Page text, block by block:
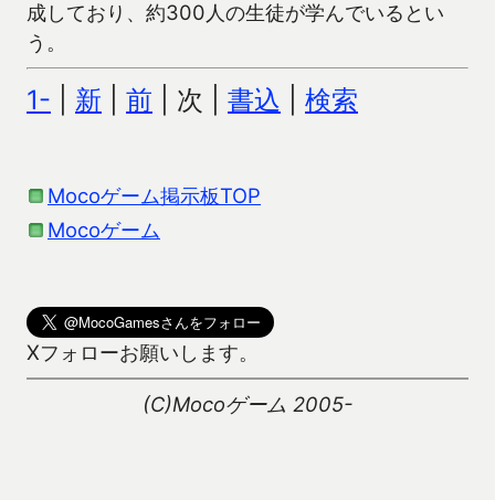
成しており、約300人の生徒が学んでいるとい
う。
1- 新 前 | 次 | 書込 検索
Mocoゲーム掲示板TOP
Mocoゲーム
Xフォローお願いします。
(C)Mocoゲーム 2005-